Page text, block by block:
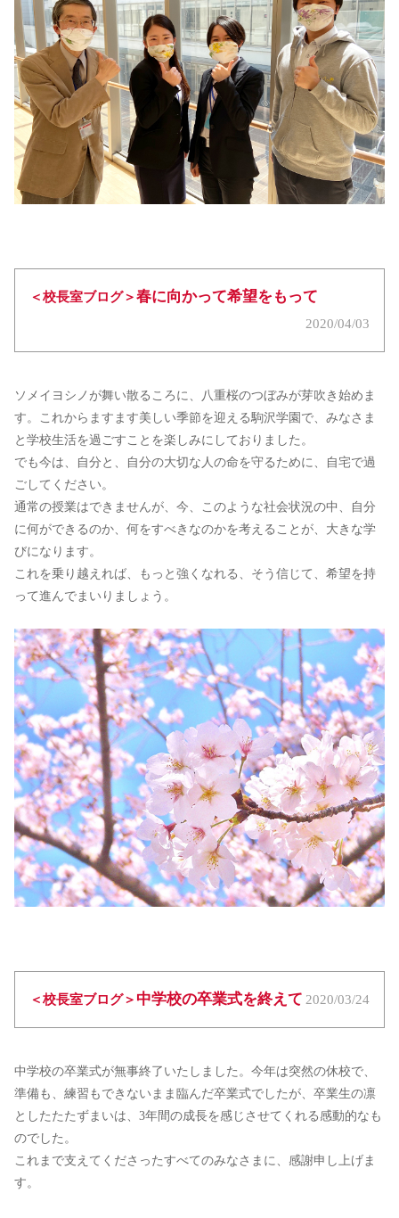
＜校長室ブログ＞春に向かって希望をもって
2020/04/03
ソメイヨシノが舞い散るころに、八重桜のつぼみが芽吹き始めま
す。これからますます美しい季節を迎える駒沢学園で、みなさま
と学校生活を過ごすことを楽しみにしておりました。
でも今は、自分と、自分の大切な人の命を守るために、自宅で過
ごしてください。
通常の授業はできませんが、今、このような社会状況の中、自分
に何ができるのか、何をすべきなのかを考えることが、大きな学
びになります。
これを乗り越えれば、もっと強くなれる、そう信じて、希望を持
って進んでまいりましょう。
＜校長室ブログ＞ 中学校の卒業式を終えて 2020/03/24
中学校の卒業式が無事終了いたしました。今年は突然の休校で、
準備も、練習もできないまま臨んだ卒業式でしたが、卒業生の凛
としたたたずまいは、3年間の成長を感じさせてくれる感動的なも
のでした。
これまで支えてくださったすべてのみなさまに、感謝申し上げま
す。